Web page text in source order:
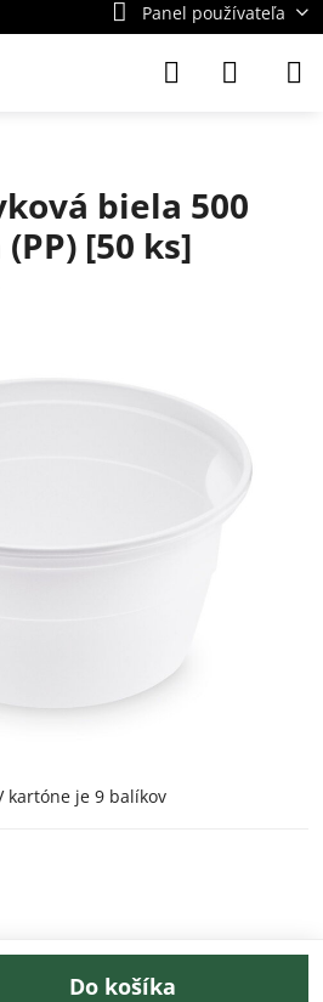
Panel používateľa
biela 500
[50 ks]
kartóne je 9 balíkov
Do košíka